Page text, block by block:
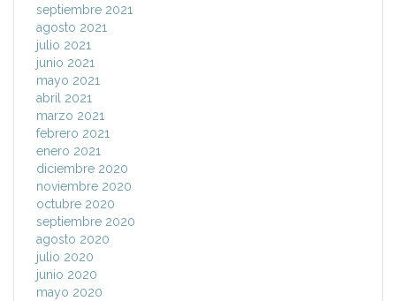
septiembre 2021
agosto 2021
julio 2021
junio 2021
mayo 2021
abril 2021
marzo 2021
febrero 2021
enero 2021
diciembre 2020
noviembre 2020
octubre 2020
septiembre 2020
agosto 2020
julio 2020
junio 2020
mayo 2020